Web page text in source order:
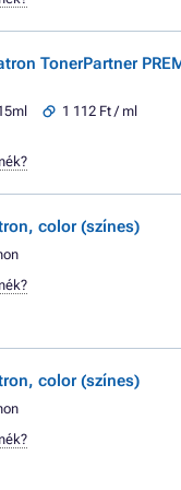
TonerPartner
1 112 Ft / ml
color (színes)
color (színes)